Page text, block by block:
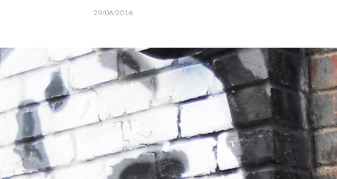
29/06/2016